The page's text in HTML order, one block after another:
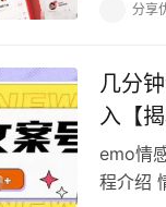
分享
几分
入【揭
emo情
程介绍